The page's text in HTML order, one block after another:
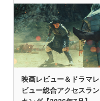
映画レビュー＆ドラマレ
ビュー総合アクセスラン